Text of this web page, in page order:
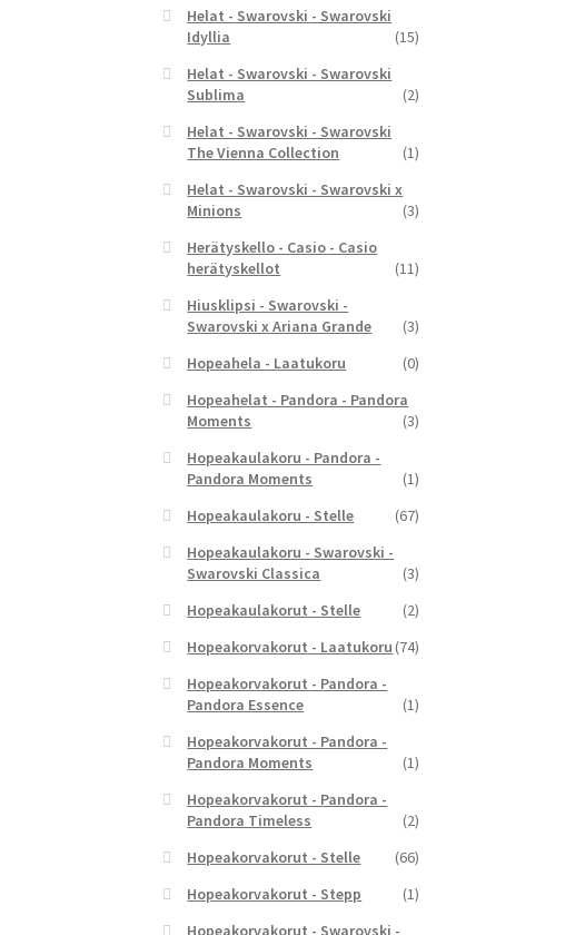
Helat - Swarovski - Swarovski
Idyllia
(15)
Helat - Swarovski - Swarovski
Sublima
(2)
Helat - Swarovski - Swarovski
The Vienna Collection
(1)
Helat - Swarovski - Swarovski x
Minions
(3)
Herätyskello - Casio - Casio
herätyskellot
(11)
Hiusklipsi - Swarovski -
Swarovski x Ariana Grande
(3)
Hopeahela - Laatukoru
(0)
Hopeahelat - Pandora - Pandora
Moments
(3)
Hopeakaulakoru - Pandora -
Pandora Moments
(1)
Hopeakaulakoru - Stelle
(67)
Hopeakaulakoru - Swarovski -
Swarovski Classica
(3)
Hopeakaulakorut - Stelle
(2)
Hopeakorvakorut - Laatukoru (74)
Hopeakorvakorut - Pandora -
Pandora Essence
(1)
Hopeakorvakorut - Pandora -
Pandora Moments
(1)
Hopeakorvakorut - Pandora -
Pandora Timeless
(2)
Hopeakorvakorut - Stelle
(66)
Hopeakorvakorut - Stepp
(1)
Hopeakorvakorut - Swarovski -